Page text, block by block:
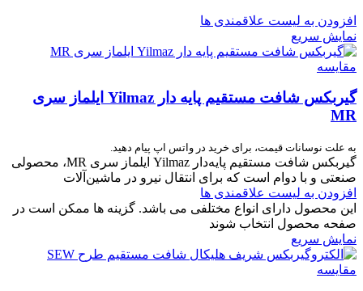
افزودن به لیست علاقمندی ها
نمایش سریع
مقایسه
گیربکس شافت مستقیم پایه دار Yilmaz ایلماز سری
MR
به علت نوسانات قیمت، برای خرید در واتس اپ پیام دهید.
گیربکس شافت مستقیم پایه‌دار Yilmaz ایلماز سری MR، محصولی
صنعتی و با دوام است که برای انتقال نیرو در ماشین‌آلات
افزودن به لیست علاقمندی ها
این محصول دارای انواع مختلفی می باشد. گزینه ها ممکن است در
صفحه محصول انتخاب شوند
نمایش سریع
مقایسه